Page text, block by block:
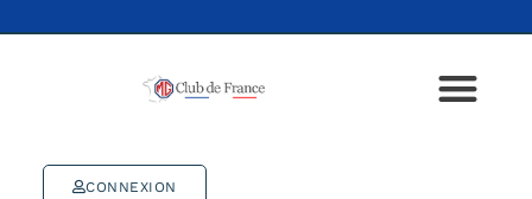
CONNEXION